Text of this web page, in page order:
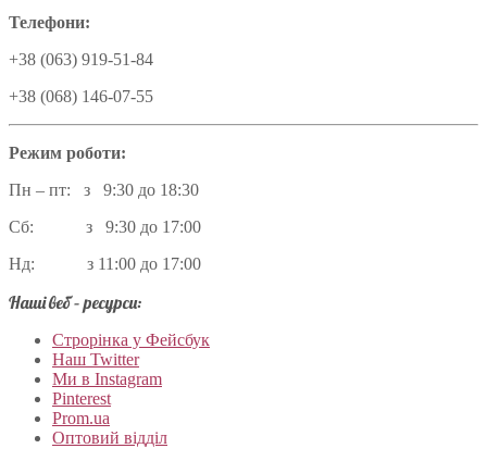
Телефони:
+38 (063) 919-51-84
+38 (068) 146-07-55
Режим роботи:
Пн – пт: з 9:30 до 18:30
Сб: з 9:30 до 17:00
Нд: з 11:00 до 17:00
Наші веб – ресурси:
Строрінка у Фейсбук
Наш Twitter
Ми в Instagram
Pinterest
Prom.ua
Оптовий відділ